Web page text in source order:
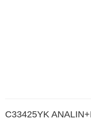
C33425YK